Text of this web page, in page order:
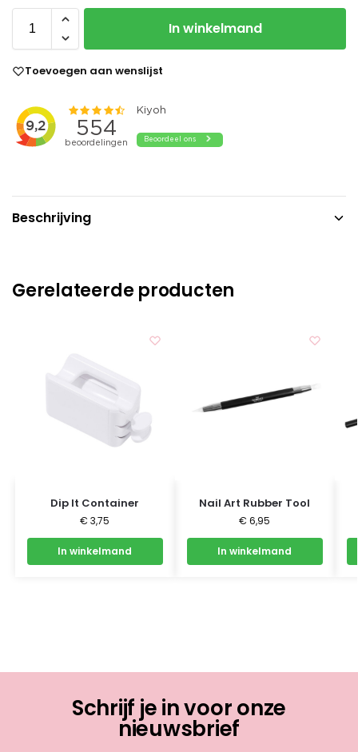
In winkelmand
Toevoegen aan wenslijst
Beschrijving
Gerelateerde producten
Dip It Container
€ 3,75
In winkelmand
Nail Art Rubber Tool
€ 6,95
In winkelmand
Schrijf je in voor onze
nieuwsbrief